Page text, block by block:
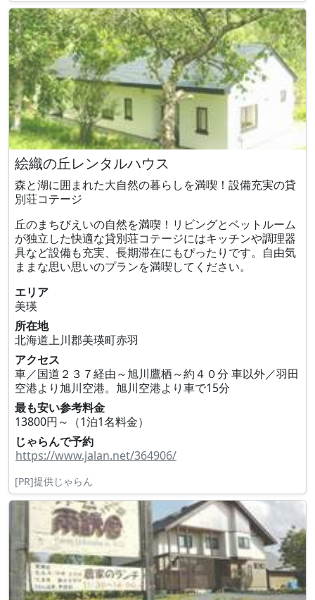
絵織の丘レンタルハウス
森と湖に囲まれた大自然の暮らしを満喫！設備充実の貸
別荘コテージ
丘のまちびえいの自然を満喫！リビングとベットルーム
が独立した快適な貸別荘コテージにはキッチンや調理器
具など設備も充実、長期滞在にもぴったりです。自由気
ままな思い思いのプランを満喫してください。
エリア
美瑛
所在地
北海道上川郡美瑛町赤羽
アクセス
車／国道２３７経由～旭川鷹栖～約４０分 車以外／羽田
空港より旭川空港。旭川空港より車で15分
最も安い参考料金
13800円～（1泊1名料金）
じゃらんで予約
https://www.jalan.net/364906/
[PR]提供じゃらん